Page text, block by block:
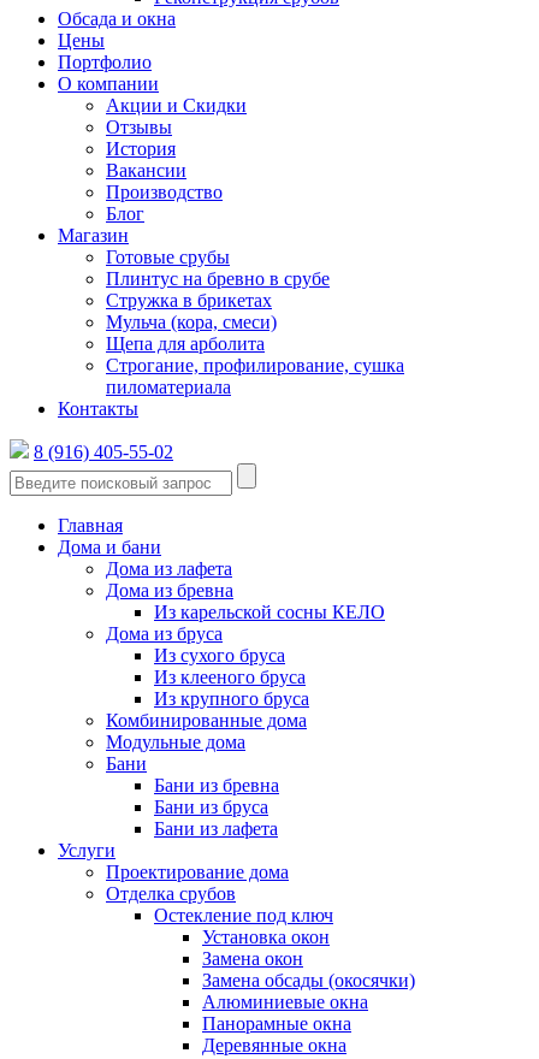
Обсада и окна
Цены
Портфолио
О компании
Акции и Скидки
Отзывы
История
Вакансии
Производство
Блог
Магазин
Готовые срубы
Плинтус на бревно в срубе
Стружка в брикетах
Мульча (кора, смеси)
Щепа для арболита
Строгание, профилирование, сушка
пиломатериала
Контакты
8 (916) 405-55-02
Главная
Дома и бани
Дома из лафета
Дома из бревна
Из карельской сосны КЕЛО
Дома из бруса
Из сухого бруса
Из клееного бруса
Из крупного бруса
Комбинированные дома
Модульные дома
Бани
Бани из бревна
Бани из бруса
Бани из лафета
Услуги
Проектирование дома
Отделка срубов
Остекление под ключ
Установка окон
Замена окон
Замена обсады (окосячки)
Алюминиевые окна
Панорамные окна
Деревянные окна